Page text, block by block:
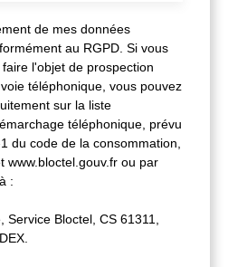
de mes données
au RGPD. Si vous
l'objet de prospection
téléphonique, vous pouvez
sur la liste
téléphonique, prévu
du code de la consommation,
www.bloctel.gouv.fr ou par
:
Service Bloctel, CS 61311,